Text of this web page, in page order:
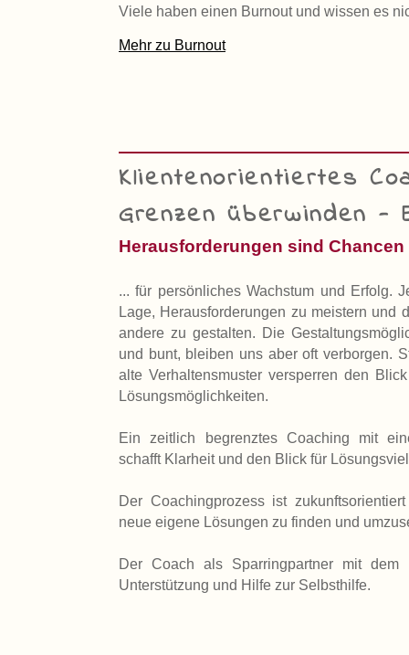
Viele haben einen Burnout und wissen es
Mehr zu Burnout
Klientenorientiertes
Grenzen überwinden -
Herausforderungen sind Chancen
... für persönliches Wachstum und Erfolg.
Lage, Herausforderungen zu meistern und
andere zu gestalten. Die
und bunt, bleiben uns aber oft verborgen.
alte Verhaltensmuster versperren den
Lösungsmöglichkeiten.
Ein zeitlich begrenztes Coaching mit
schafft Klarheit und den Blick für
Der Coachingprozess ist
neue eigene Lösungen zu finden und
Der Coach als Sparringpartner mit
Unterstützung und Hilfe zur Selbsthilfe.